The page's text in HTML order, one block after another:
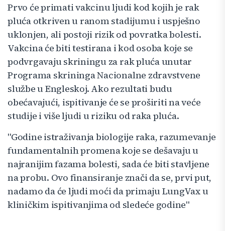
Prvo će primati vakcinu ljudi kod kojih je rak
pluća otkriven u ranom stadijumu i uspješno
uklonjen, ali postoji rizik od povratka bolesti.
Vakcina će biti testirana i kod osoba koje se
podvrgavaju skriningu za rak pluća unutar
Programa skrininga Nacionalne zdravstvene
službe u Engleskoj. Ako rezultati budu
obećavajući, ispitivanje će se proširiti na veće
studije i više ljudi u riziku od raka pluća.
"Godine istraživanja biologije raka, razumevanje
fundamentalnih promena koje se dešavaju u
najranijim fazama bolesti, sada će biti stavljene
na probu. Ovo finansiranje znači da se, prvi put,
nadamo da će ljudi moći da primaju LungVax u
kliničkim ispitivanjima od sledeće godine"